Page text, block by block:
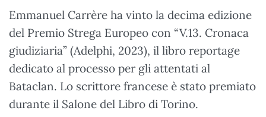
Emmanuel Carrère ha vinto la decima edizione
del Premio Strega Europeo con “V.13. Cronaca
giudiziaria” (Adelphi, 2023), il libro reportage
dedicato al processo per gli attentati al
Bataclan. Lo scrittore francese è stato premiato
durante il Salone del Libro di Torino.